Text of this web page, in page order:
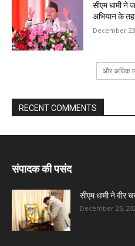
सीएम धामी
अभियान के
December
और अधिक
RECENT COMMENTS
संपादक की पसंद
सीएम धामी ने वीर
December 25,